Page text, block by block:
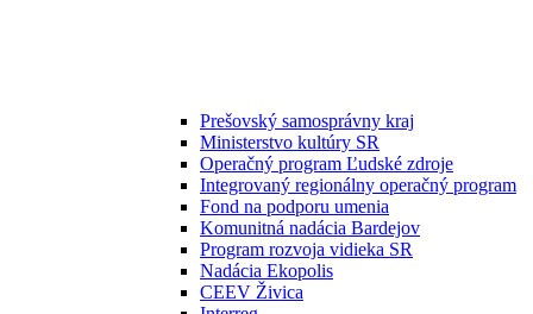
Prešovský samosprávny kraj
Ministerstvo kultúry SR
Operačný program Ľudské zdroje
Integrovaný regionálny operačný program
Fond na podporu umenia
Komunitná nadácia Bardejov
Program rozvoja vidieka SR
Nadácia Ekopolis
CEEV Živica